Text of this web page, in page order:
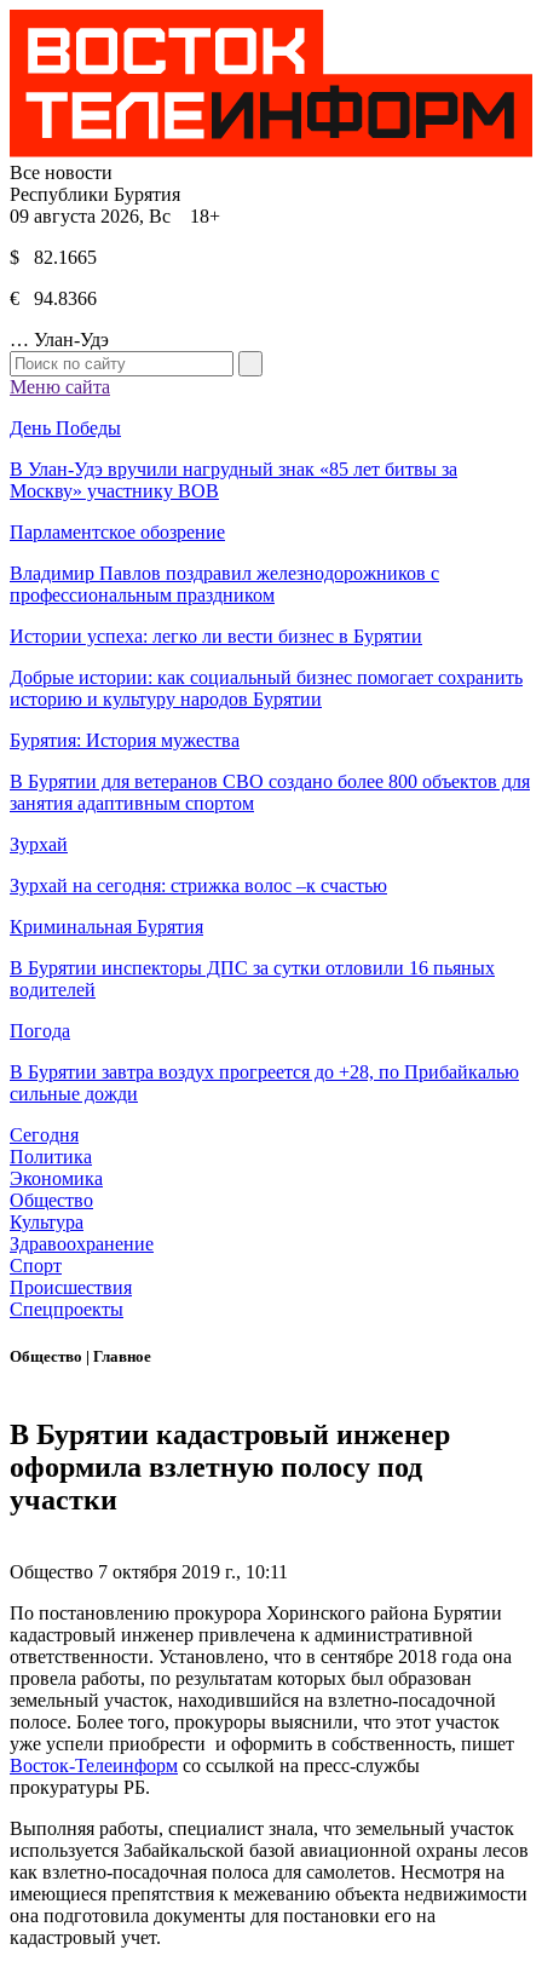
Все новости
Республики Бурятия
09 августа 2026, Вс 18+
$ 82.1665
€ 94.8366
… Улан-Удэ
Меню сайта
День Победы
В Улан-Удэ вручили нагрудный знак «85 лет битвы за
Москву» участнику ВОВ
Парламентское обозрение
Владимир Павлов поздравил железнодорожников с
профессиональным праздником
Истории успеха: легко ли вести бизнес в Бурятии
Добрые истории: как социальный бизнес помогает сохранить
историю и культуру народов Бурятии
Бурятия: История мужества
В Бурятии для ветеранов СВО создано более 800 объектов для
занятия адаптивным спортом
Зурхай
Зурхай на сегодня: стрижка волос –к счастью
Криминальная Бурятия
В Бурятии инспекторы ДПС за сутки отловили 16 пьяных
водителей
Погода
В Бурятии завтра воздух прогреется до +28, по Прибайкалью
сильные дожди
Сегодня
Политика
Экономика
Общество
Культура
Здравоохранение
Спорт
Происшествия
Спецпроекты
Общество | Главное
В Бурятии кадастровый инженер
оформила взлетную полосу под
участки
Общество 7 октября 2019 г., 10:11
По постановлению прокурора Хоринского района Бурятии
кадастровый инженер привлечена к административной
ответственности. Установлено, что в сентябре 2018 года она
провела работы, по результатам которых был образован
земельный участок, находившийся на взлетно-посадочной
полосе. Более того, прокуроры выяснили, что этот участок
уже успели приобрести и оформить в собственность, пишет
Восток-Телеинформ со ссылкой на пресс-службы
прокуратуры РБ.
Выполняя работы, специалист знала, что земельный участок
используется Забайкальской базой авиационной охраны лесов
как взлетно-посадочная полоса для самолетов. Несмотря на
имеющиеся препятствия к межеванию объекта недвижимости
она подготовила документы для постановки его на
кадастровый учет.